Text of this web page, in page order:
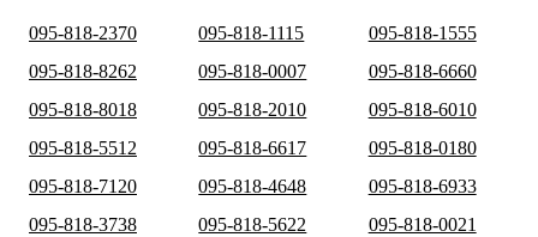
095-818-2370 095-818-1115
095-818-1555
095-818-8262
095-818-0007
095-818-6660
095-818-8018
095-818-2010
095-818-6010
095-818-5512
095-818-6617
095-818-0180
095-818-7120
095-818-4648
095-818-6933
095-818-3738
095-818-5622
095-818-0021